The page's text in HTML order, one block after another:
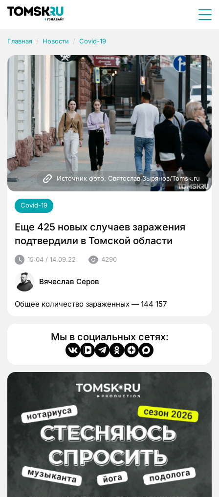
Главная Новости Covid-19
Источник фото: Святослав Зырянов/Tomsk.ru
Covid-19
Еще 425 новых случаев заражения
подтвердили в Томской области
15:04 / 14.09.22 4290
Вячеслав Серов
Общее количество зараженных — 144 157
Мы в социальных сетях: